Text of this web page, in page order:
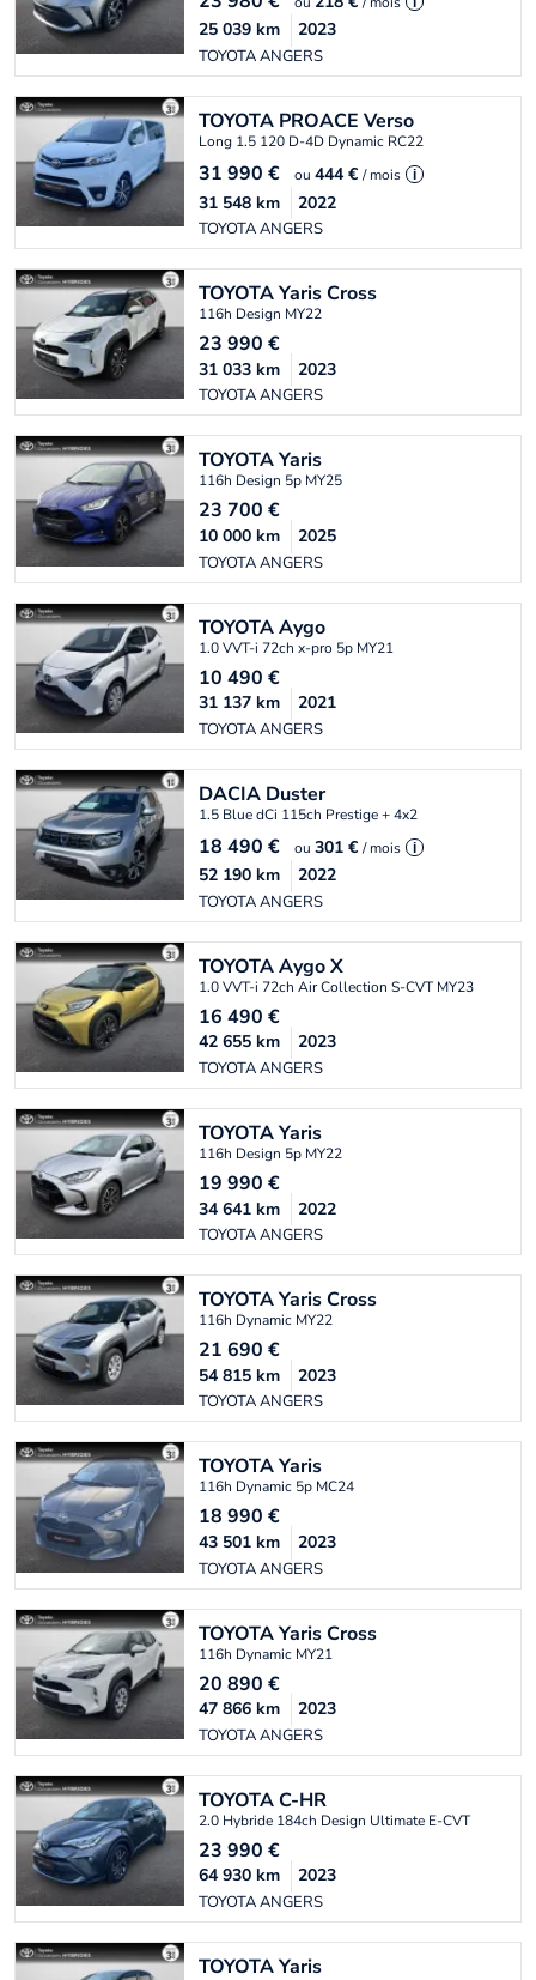
TOYOTA ANGERS
25 039 km 2023
TOYOTA PROACE Verso
Long 1.5 120 D-4D Dynamic RC22
31 990 € ou 444 € / mois i
TOYOTA ANGERS
31 548 km 2022
TOYOTAYaris Cross
116h Design MY22
23 990 €
TOYOTA ANGERS
31 033 km 2023
TOYOTAYaris
116h Design 5p MY25
23 700 €
TOYOTA ANGERS
10 000 km 2025
TOYOTAAygo
1.0 VVT-i 72ch x-pro 5p MY21
10 490 €
TOYOTA ANGERS
31 137 km 2021
DACIA Duster
1.5 Blue dCi 115ch Prestige + 4x2
18 490 € ou 301 € / mois i
TOYOTA ANGERS
52 190 km 2022
TOYOTAAygo X
1.0 VVT-i 72ch Air Collection S-CVT MY23
16 490 €
TOYOTA ANGERS
42 655 km 2023
TOYOTAYaris
116h Design 5p MY22
19 990 €
TOYOTA ANGERS
34 641 km 2022
TOYOTAYaris Cross
116h Dynamic MY22
21 690 €
TOYOTA ANGERS
54 815 km 2023
TOYOTAYaris
116h Dynamic 5p MC24
18 990 €
TOYOTA ANGERS
43 501 km 2023
TOYOTAYaris Cross
116h Dynamic MY21
20 890 €
TOYOTA ANGERS
47 866 km 2023
TOYOTAC-HR
2.0 Hybride 184ch Design Ultimate E-CVT
23 990 €
TOYOTA ANGERS
64 930 km 2023
TOYOTAYaris